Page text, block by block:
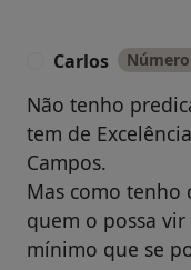
Carlos
Não tenho
tem de
Campos.
Mas como tenho
quem o possa vir
mínimo que se